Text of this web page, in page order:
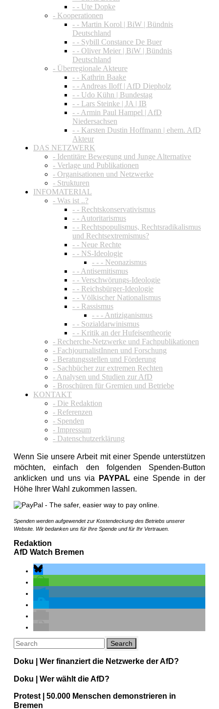
- - Ute Dopke
- Kooperationen
- - Martin Korol | BiW | Bündnis
Deutschland
- - Sybill Constance De Buer
- - Oliver Meier | BiW | Bündnis
Deutschland
- Überregionale Akteure
- - Kathrin Baake
- - Andreas Iloff | AfD Diepholz
- - Udo Kühn | Bundestag
- - Lars Steinke | JA | IB
- - Armin Paul Hampel | AfD
Niedersachsen
- - Karsten Dustin Hoffmann | ehem. AfD
Akteur
DAS NETZWERK
- Identitäre Bewegung und Junge Alternative
- Verlage und Publikationen
- Organisationen und Netzwerke
- Strukturen
INFOMATERIAL
- Was ist ..?
- - Rechtskonservativismus
- - Autoritarismus
- - Rechtspopulismus, Rechtsradikalismus
und Rechtsextremismus?
- - Neue Rechte
- - NS-Ideologie
- - - Neonazismus
- - Antisemitismus
- - Verschwörungs-Ideologie
- - Reichsbürger-Ideologie
- - Völkischer Nationalismus
- - Rassismus
- - - Antiziganismus
- - Sozialdarwinismus
- - Kritik an der Hufeisentheorie
- Recherche-Netzwerke und Fachpublikationen
- FachjournalistInnen und Forschung
- Beratungsstellen und Förderung
- Sachbücher zur extremen Rechten
- Analysen und Studien zur AfD
- Broschüren für Gremien und Betriebe
KONTAKT
- Die Redaktion
- Referenzen
- Spenden
- Impressum
- Datenschutzerklärung
Wenn Sie unsere Arbeit mit einer Spende unterstützen
möchten, einfach den folgenden Spenden-Button
anklicken und uns via
PAYPALeine Spende in der
Höhe Ihrer Wahl zukommen lassen.
Spenden werden aufgewendet zur Kostendeckung des Betriebs unserer
Website. Wir bedanken uns für Ihre Spende und für Ihr Vertrauen.
Redaktion
AfD Watch Bremen
Doku | Wer finanziert die Netzwerke der AfD?
Doku | Wer wählt die AfD?
Protest | 50.000 Menschen demonstrieren in
Bremen